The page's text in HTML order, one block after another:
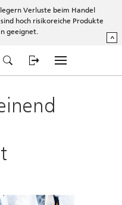
Verluste beim Handel
hoch risikoreiche Produkte
geeignet.
^